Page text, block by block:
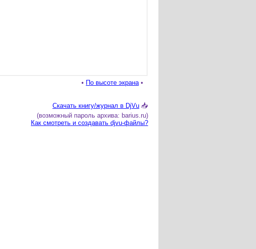
• По высоте экрана•
Скачать книгу/журнал в DjVu 📥
(возможный пароль архива: barius.ru)
Как смотреть и создавать djvu-файлы?